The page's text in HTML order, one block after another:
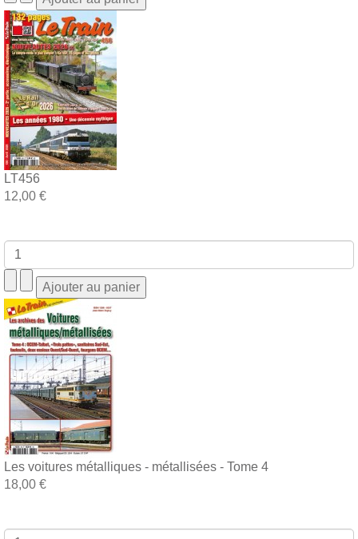
LT456
12,00 €
Les voitures métalliques - métallisées - Tome 4
18,00 €